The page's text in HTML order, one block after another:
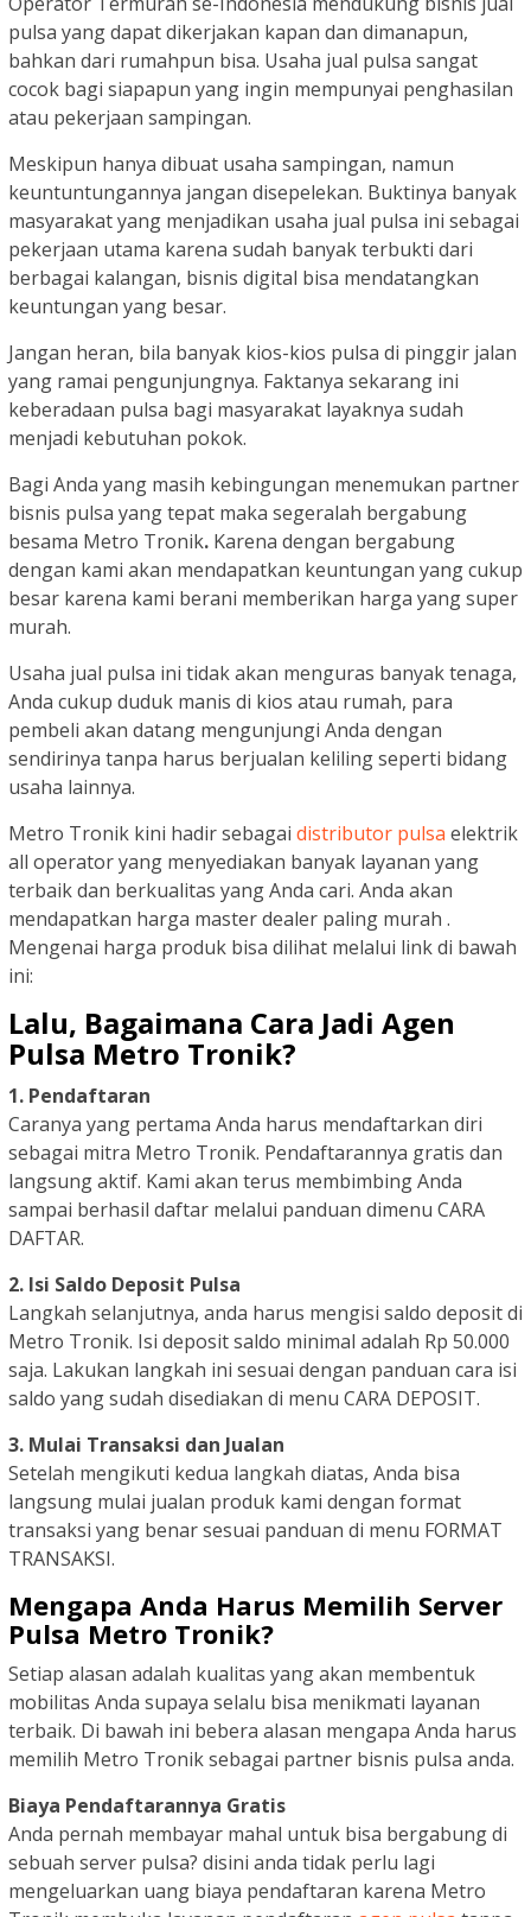
pulsa yang dapat dikerjakan kapan dan dimanapun,
bahkan dari rumahpun bisa. Usaha jual pulsa sangat
cocok bagi siapapun yang ingin mempunyai penghasilan
atau pekerjaan sampingan.
Meskipun hanya dibuat usaha sampingan, namun
keuntuntungannya jangan disepelekan. Buktinya banyak
masyarakat yang menjadikan usaha jual pulsa ini sebagai
pekerjaan utama karena sudah banyak terbukti dari
berbagai kalangan, bisnis digital bisa mendatangkan
keuntungan yang besar.
Jangan heran, bila banyak kios-kios pulsa di pinggir jalan
yang ramai pengunjungnya. Faktanya sekarang ini
keberadaan pulsa bagi masyarakat layaknya sudah
menjadi kebutuhan pokok.
Bagi Anda yang masih kebingungan menemukan partner
bisnis pulsa yang tepat maka segeralah bergabung
besama Metro Tronik. Karena dengan bergabung
dengan kami akan mendapatkan keuntungan yang cukup
besar karena kami berani memberikan harga yang super
murah.
Usaha jual pulsa ini tidak akan menguras banyak tenaga,
Anda cukup duduk manis di kios atau rumah, para
pembeli akan datang mengunjungi Anda dengan
sendirinya tanpa harus berjualan keliling seperti bidang
usaha lainnya.
Metro Tronik kini hadir sebagai distributor pulsa elektrik
all operator yang menyediakan banyak layanan yang
terbaik dan berkualitas yang Anda cari. Anda akan
mendapatkan harga master dealer paling murah .
Mengenai harga produk bisa dilihat melalui link di bawah
ini:
Lalu, Bagaimana Cara Jadi Agen
Pulsa Metro Tronik?
1. Pendaftaran
Caranya yang pertama Anda harus mendaftarkan diri
sebagai mitra Metro Tronik. Pendaftarannya gratis dan
langsung aktif. Kami akan terus membimbing Anda
sampai berhasil daftar melalui panduan dimenu CARA
DAFTAR.
2. Isi Saldo Deposit Pulsa
Langkah selanjutnya, anda harus mengisi saldo deposit di
Metro Tronik. Isi deposit saldo minimal adalah Rp 50.000
saja. Lakukan langkah ini sesuai dengan panduan cara isi
saldo yang sudah disediakan di menu CARA DEPOSIT.
3. Mulai Transaksi dan Jualan
Setelah mengikuti kedua langkah diatas, Anda bisa
langsung mulai jualan produk kami dengan format
transaksi yang benar sesuai panduan di menu FORMAT
TRANSAKSI.
Mengapa Anda Harus Memilih Server
Pulsa Metro Tronik?
Setiap alasan adalah kualitas yang akan membentuk
mobilitas Anda supaya selalu bisa menikmati layanan
terbaik. Di bawah ini bebera alasan mengapa Anda harus
memilih Metro Tronik sebagai partner bisnis pulsa anda.
Biaya Pendaftarannya Gratis
Anda pernah membayar mahal untuk bisa bergabung di
sebuah server pulsa? disini anda tidak perlu lagi
mengeluarkan uang biaya pendaftaran karena Metro